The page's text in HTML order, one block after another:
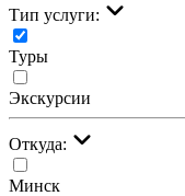
Тип услуги:
Туры
Экскурсии
Откуда:
Минск